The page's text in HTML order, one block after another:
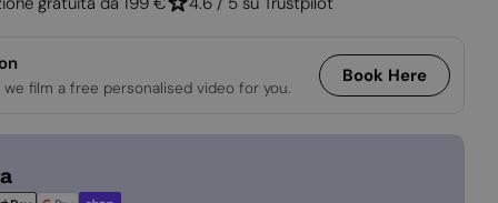
film a free personalised video for you.
Book Here